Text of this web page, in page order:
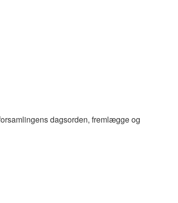
dagsorden, fremlægge og